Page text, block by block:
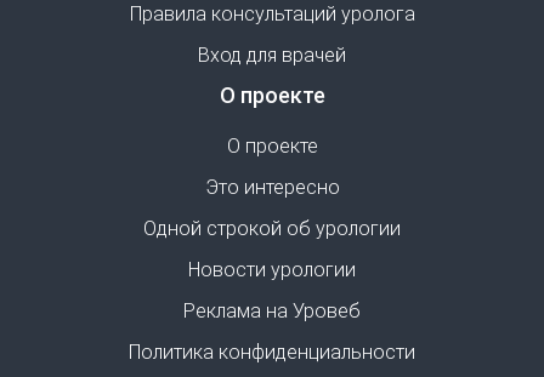
Правила консультаций уролога
Вход для врачей
О проекте
О проекте
Это интересно
Одной строкой об урологии
Новости урологии
Реклама на Уровеб
Политика конфиденциальности